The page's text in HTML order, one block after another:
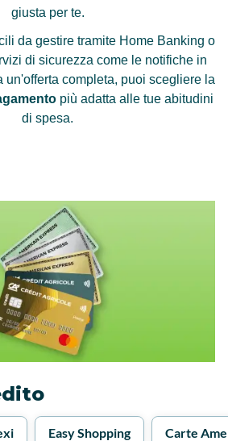
giusta per te.
da gestire tramite Home Banking o
di sicurezza come le notifiche in
un'offerta completa, puoi scegliere la
più adatta alle tue abitudini
di spesa.
Easy Shopping Carte